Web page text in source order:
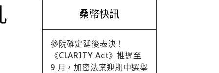
桑幣快訊
參院確定延後表決！
《CLARITY Act》推遲至
9 月，加密法案迎期中選舉